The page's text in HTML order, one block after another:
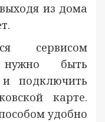
из дома
сервисом
быть
подключить
карте.
удобно